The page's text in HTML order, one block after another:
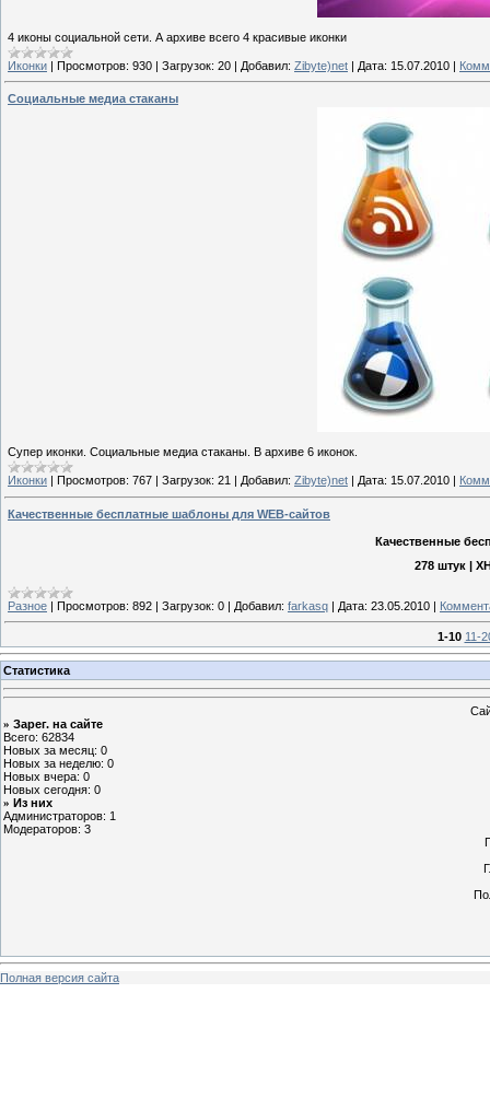
4 иконы социальной сети. А архиве всего 4 красивые иконки
Иконки | Просмотров: 930 | Загрузок: 20 | Добавил: Zibyte)net | Дата: 15.07.2010 |
Социальные медиа стаканы
Супер иконки. Социальные медиа стаканы. В архиве 6 иконок.
Иконки | Просмотров: 767 | Загрузок: 21 | Добавил: Zibyte)net | Дата: 15.07.2010 |
Качественные бесплатные шаблоны для WEB-сайтов
Качественные
278 штук |
Разное | Просмотров: 892 | Загрузок: 0 | Добавил: farkasq | Дата: 23.05.2010 |
1-10 11-
Статистика
» Зарег. на сайте
Всего: 62834
Новых за месяц: 0
Новых за неделю: 0
Новых вчера: 0
Новых сегодня: 0
» Из них
Администраторов: 1
Модераторов: 3
Полная версия сайта